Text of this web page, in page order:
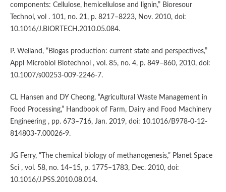
components: Cellulose, hemicellulose and lignin,” Bioresour
Technol, vol . 101, no. 21, p. 8217–8223, Nov. 2010, doi:
10.1016/J.BIORTECH.2010.05.084.
P. Weiland, “Biogas production: current state and perspectives,”
Appl Microbiol Biotechnol , vol. 85, no. 4, p. 849–860, 2010, doi:
10.1007/s00253-009-2246-7.
CL Hansen and DY Cheong, “Agricultural Waste Management in
Food Processing,” Handbook of Farm, Dairy and Food Machinery
Engineering , pp. 673–716, Jan. 2019, doi: 10.1016/B978-0-12-
814803-7.00026-9.
JG Ferry, “The chemical biology of methanogenesis,” Planet Space
Sci , vol. 58, no. 14–15, p. 1775–1783, Dec. 2010, doi:
10.1016/J.PSS.2010.08.014.